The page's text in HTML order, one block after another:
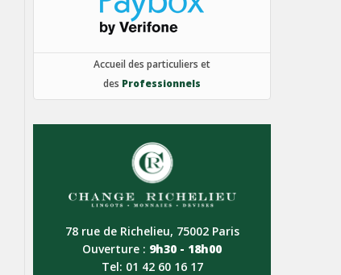
Accueil des particuliers et
des Professionnels
78 rue de Richelieu, 75002 Paris
Ouverture : 9h30 - 18h00
Tel: 01 42 60 16 17